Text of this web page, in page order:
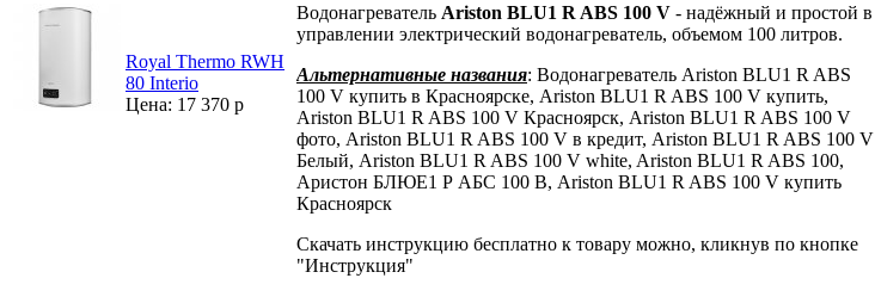
Royal Thermo RWH
80 Interio
Цена: 17 370 р
Водонагреватель Ariston BLU1 R ABS 100 V - надёжный и простой в
управлении электрический водонагреватель, объемом 100 литров.
Альтернативные названия: Водонагреватель Ariston BLU1 R ABS
100 V купить в Красноярске, Ariston BLU1 R ABS 100 V купить,
Ariston BLU1 R ABS 100 V Красноярск, Ariston BLU1 R ABS 100 V
фото, Ariston BLU1 R ABS 100 V в кредит, Ariston BLU1 R ABS 100 V
Белый, Ariston BLU1 R ABS 100 V white, Ariston BLU1 R ABS 100,
Аристон БЛЮЕ1 Р АБС 100 В, Ariston BLU1 R ABS 100 V купить
Красноярск
Скачать инструкцию бесплатно к товару можно, кликнув по кнопке
"Инструкция"